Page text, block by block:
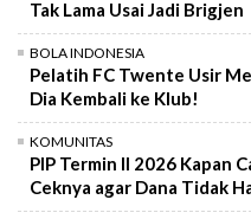
Tak Lama Usai Jadi Brigjen
BOLA INDONESIA
Pelatih FC Twente Usir
Dia Kembali ke Klub!
KOMUNITAS
PIP Termin II 2026 Kapan
Ceknya agar Dana Tidak